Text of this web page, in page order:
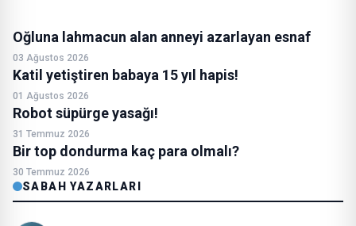
Oğluna lahmacun alan anneyi azarlayan esnaf
03 Ağustos 2026
Katil yetiştiren babaya 15 yıl hapis!
01 Ağustos 2026
Robot süpürge yasağı!
31 Temmuz 2026
Bir top dondurma kaç para olmalı?
30 Temmuz 2026
SABAH YAZARLARI